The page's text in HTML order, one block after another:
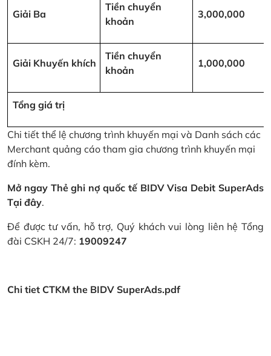
Giải Ba
Tiền chuyển
khoản
3,000,000
Giải Khuyến khích
Tiền chuyển
khoản
1,000,000
Tổng giá trị
Chi tiết thể lệ chương trình khuyến mại và Danh sách các
Merchant quảng cáo tham gia chương trình khuyến mại
đính kèm.
Mở ngay Thẻ ghi nợ quốc tế BIDV Visa Debit SuperAds
Tại đây.
Để được tư vấn, hỗ trợ, Quý khách vui lòng liên hệ Tổng
đài CSKH 24/7: 19009247
Chi tiet CTKM the BIDV SuperAds.pdf